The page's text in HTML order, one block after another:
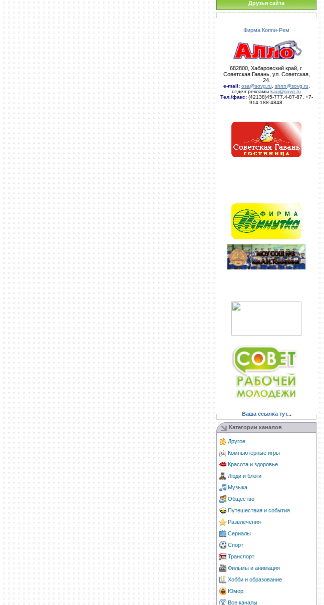
Друзья сайта
Фирма Коппи-Рем
682800, Хабаровский край, г.
Советская Гавань, ул. Советская,
24.
e-mail: osa@sovg.ru shnn@sovg.ru
отдел рекламы kag@sovg.ru
Тел./факс:(42138)45-777,4-87-87, +7-
914-188-4848.
Ваша ссылка тут...
Категории каналов
Другое
Компьютерные игры
Красота и здоровье
Люди и блоги
Музыка
Общество
Путешествия и события
Развлечения
Сериалы
Спорт
Транспорт
Фильмы и анимация
Хобби и образование
Юмор
Все каналы